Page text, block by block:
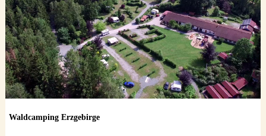
Waldcamping Erzgebirge